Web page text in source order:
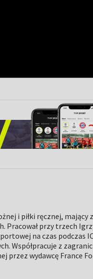
i piłki ręcznej, mający
Pracował przy trzech
na czas podczas
Współpracuje z
przez wydawcę France